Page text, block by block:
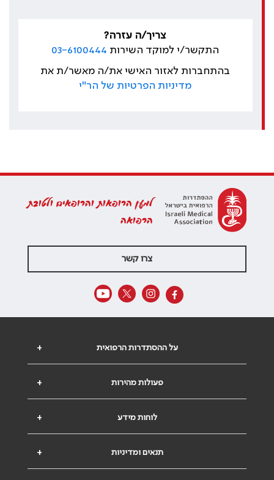
צריך/ה עזרה?
התקשר/י למוקד השירות 03-6100444
בהתחברות לאזור האישי את/ה מאשר/ת את
מדיניות הפרטיות של הר"י
למען הרופאות והרופאים ולטובת
הרפואה
צרו קשר
+ על ההסתדרות הרפואית
+ פעולות מהירות
+ לוחות מידע
+ תנאים ומדיניות